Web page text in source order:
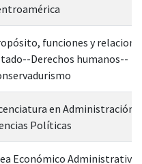
funciones y
Derechos humanos--
en Administración
Políticas
Económico Administrativa